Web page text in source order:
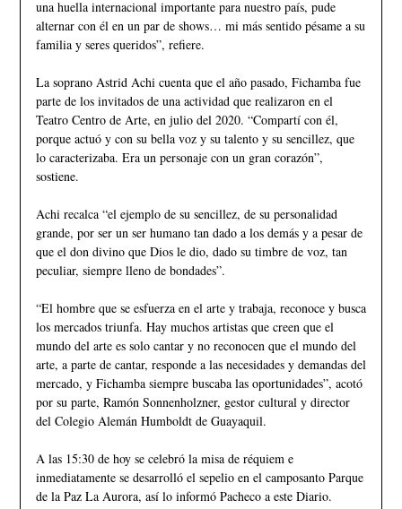
una huella internacional importante para nuestro país, pude
alternar con él en un par de shows… mi más sentido pésame a su
familia y seres queridos”, refiere.
La soprano Astrid Achi cuenta que el año pasado, Fichamba fue
parte de los invitados de una actividad que realizaron en el
Teatro Centro de Arte, en julio del 2020. “Compartí con él,
porque actuó y con su bella voz y su talento y su sencillez, que
lo caracterizaba. Era un personaje con un gran corazón”,
sostiene.
Achi recalca “el ejemplo de su sencillez, de su personalidad
grande, por ser un ser humano tan dado a los demás y a pesar de
que el don divino que Dios le dio, dado su timbre de voz, tan
peculiar, siempre lleno de bondades”.
“El hombre que se esfuerza en el arte y trabaja, reconoce y busca
los mercados triunfa. Hay muchos artistas que creen que el
mundo del arte es solo cantar y no reconocen que el mundo del
arte, a parte de cantar, responde a las necesidades y demandas del
mercado, y Fichamba siempre buscaba las oportunidades”, acotó
por su parte, Ramón Sonnenholzner, gestor cultural y director
del Colegio Alemán Humboldt de Guayaquil.
A las 15:30 de hoy se celebró la misa de réquiem e
inmediatamente se desarrolló el sepelio en el camposanto Parque
de la Paz La Aurora, así lo informó Pacheco a este Diario.